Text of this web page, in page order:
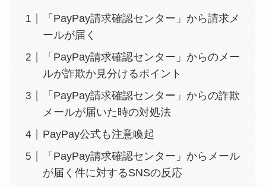
「PayPay請求確認センター」から請求メ
ールが届く
「PayPay請求確認センター」からのメー
ルが詐欺か見分けるポイント
「PayPay請求確認センター」からの詐欺
メールが届いた時の対処法
PayPay公式も注意喚起
「PayPay請求確認センター」からメール
が届く件に対するSNSの反応